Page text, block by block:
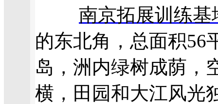
南京拓展训练基
的东北角，总面积56
岛，洲内绿树成荫，
横，田园和大江风光